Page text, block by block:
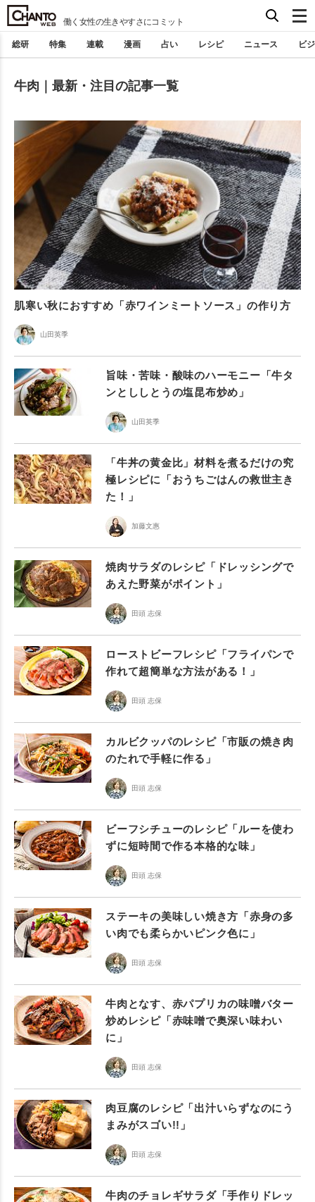
働く女性の生きやすさにコミット
総研 特集 連載 漫画 占い レシピ ニュース ビ
牛肉｜最新・注目の記事一覧
肌寒い秋におすすめ「赤ワインミートソース」の作り方
山田英季
旨味・苦味・酸味のハーモニー「牛タ
ンとししとうの塩昆布炒め」
山田英季
「牛丼の黄金比」材料を煮るだけの究
極レシピに「おうちごはんの救世主き
た！」
加藤文惠
焼肉サラダのレシピ「ドレッシングで
あえた野菜がポイント」
田頭 志保
ローストビーフレシピ「フライパンで
作れて超簡単な方法がある！」
田頭 志保
カルビクッパのレシピ「市販の焼き肉
のたれで手軽に作る」
田頭 志保
ビーフシチューのレシピ「ルーを使わ
ずに短時間で作る本格的な味」
田頭 志保
ステーキの美味しい焼き方「赤身の多
い肉でも柔らかいピンク色に」
田頭 志保
牛肉となす、赤パプリカの味噌バター
炒めレシピ「赤味噌で奥深い味わい
に」
田頭 志保
肉豆腐のレシピ「出汁いらずなのにう
まみがスゴい!!」
田頭 志保
牛肉のチョレギサラダ「手作りドレッ